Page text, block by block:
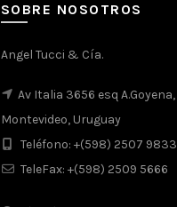
SOBRE NOSOTROS
Angel Tucci & Cía.
Av Italia 3656 esq A.Goyena,
Montevideo, Uruguay
Teléfono: +(598) 2507 9833
TeleFax: +(598) 2509 5666